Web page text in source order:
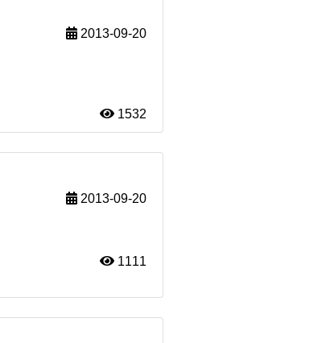
2013-09-20
1532
2013-09-20
1111